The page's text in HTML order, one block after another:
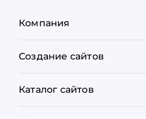
Компания
Создание сайтов
Каталог сайтов